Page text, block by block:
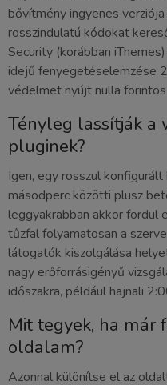
bővítmény ingyenes
rosszindulatú kódokat
Security (korábban
idejű fenyegetéselemzése
védelmet nyújt nulla
Tényleg lassítják a
pluginek?
Igen, egy rosszul
másodperc közötti plusz
leggyakrabban akkor fordul
tűzfal folyamatosan a
látogatók kiszolgálása
nagy erőforrásigényű
időszakra, például hajnali
Mit tegyek, ha már
oldalam?
Azonnal különítse el az